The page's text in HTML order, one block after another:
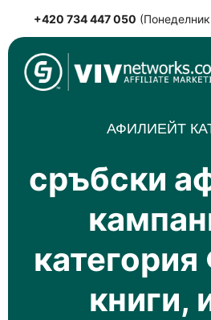
Skip
to
content
+420 734 447 050
VIVnetworks.com
Nejvýkonnější affiliate síť v
АФИЛИЕЙТ
сръбски
книги,